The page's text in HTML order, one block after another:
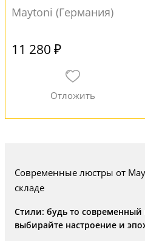
Maytoni (Германия)
11 280 ₽
Современные люстры от
складе
Стили: будь то
выбирайте настроение и